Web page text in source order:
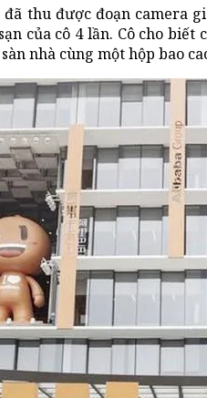
thu được đoạn camera
của cô 4 lần. Cô cho
nhà cùng một hộp bao